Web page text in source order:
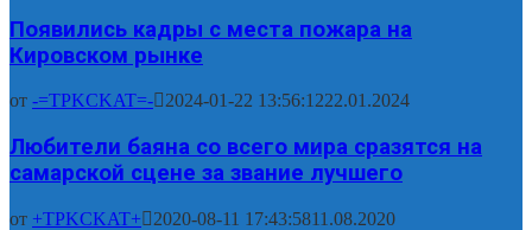
Появились кадры с места пожара на
Кировском рынке
от -=TPKCKAT=- 2024-01-22 13:56:1222.01.2024
Любители баяна со всего мира сразятся на
самарской сцене за звание лучшего
от +TPKCKAT+ 2020-08-11 17:43:5811.08.2020